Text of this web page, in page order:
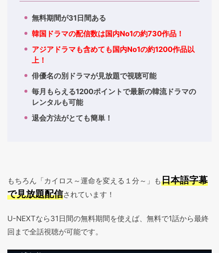
無料期間が31日間ある
韓国ドラマの配信数は国内No1の約730作品！
アジアドラマも含めても国内No1の約1200作品以
上！
俳優名の別ドラマが見放題で視聴可能
毎月もらえる1200ポイントで最新の韓流ドラマの
レンタルも可能
退会方法がとても簡単！
もちろん「カイロス～運命を変える１分～」も日本語字幕
で見放題配信されています！
U-NEXTなら31日間の無料期間を使えば、無料で1話から最終
回まで全話視聴が可能です。